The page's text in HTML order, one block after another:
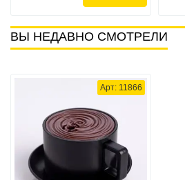
ВЫ НЕДАВНО СМОТРЕЛИ
Арт: 11866